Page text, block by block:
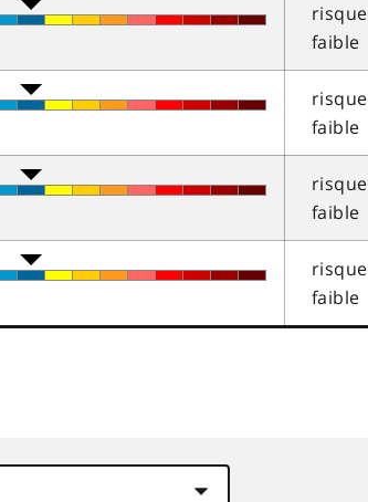
risque
faible
risque
faible
risque
faible
risque
faible